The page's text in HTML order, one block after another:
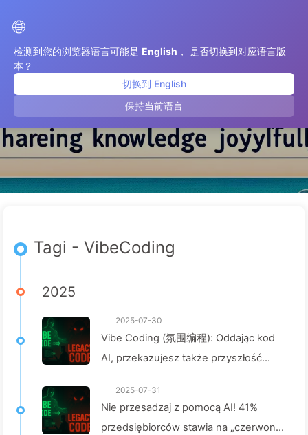
🌐
检测到您的浏览器语言可能是 English ， 是否切换到对应语言版
本？
切换到 English
保持当前语言
VibeCoding
Tagi - VibeCoding
2025
2025-07-30
Vibe Coding (氛围编程): Oddając kod
AI, przekazujesz także przyszłość
2025-07-31
Nie przesadzaj z pomocą AI! 41%
przedsiębiorców stawia na „czerwone